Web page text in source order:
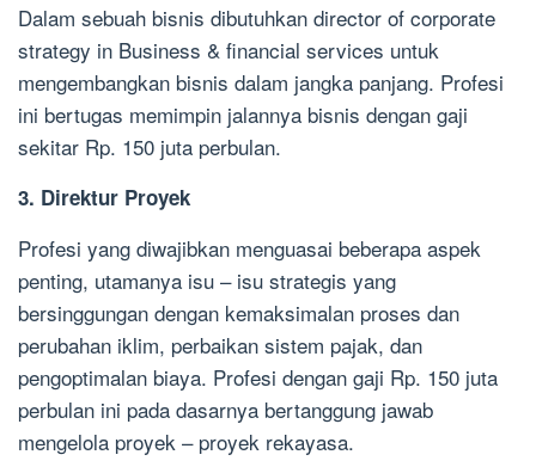
Dalam sebuah bisnis dibutuhkan director of corporate
strategy in Business & financial services untuk
mengembangkan bisnis dalam jangka panjang. Profesi
ini bertugas memimpin jalannya bisnis dengan gaji
sekitar Rp. 150 juta perbulan.
3. Direktur Proyek
Profesi yang diwajibkan menguasai beberapa aspek
penting, utamanya isu – isu strategis yang
bersinggungan dengan kemaksimalan proses dan
perubahan iklim, perbaikan sistem pajak, dan
pengoptimalan biaya. Profesi dengan gaji Rp. 150 juta
perbulan ini pada dasarnya bertanggung jawab
mengelola proyek – proyek rekayasa.